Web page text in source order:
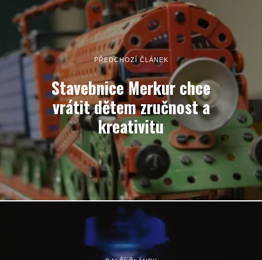
PŘEDCHOZÍ ČLÁNEK
Stavebnice Merkur chce
vrátit dětem zručnost a
kreativitu